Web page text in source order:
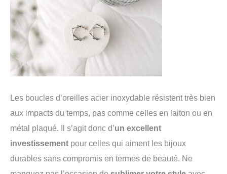
Les boucles d’oreilles acier inoxydable résistent très bien
aux impacts du temps, pas comme celles en laiton ou en
métal plaqué. Il s’agit donc d’un excellent
investissement pour celles qui aiment les bijoux
durables sans compromis en termes de beauté. Ne